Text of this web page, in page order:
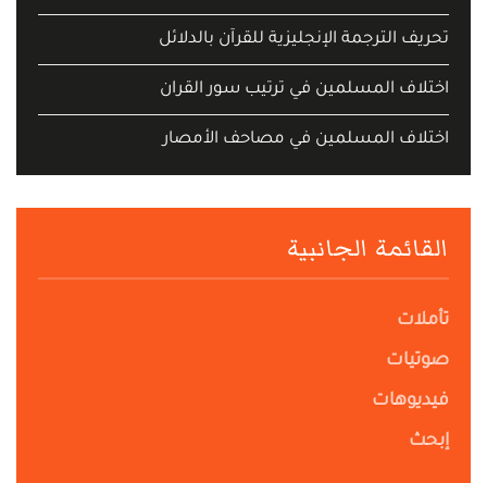
تحريف الترجمة الإنجليزية للقرآن بالدلائل
اختلاف المسلمين في ترتيب سور القران
اختلاف المسلمين في مصاحف الأمصار
القائمة الجانبية
تأملات
صوتيات
فيديوهات
إبحث